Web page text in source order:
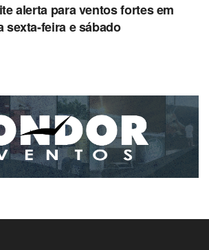
alerta para ventos fortes em
sexta-feira e sábado